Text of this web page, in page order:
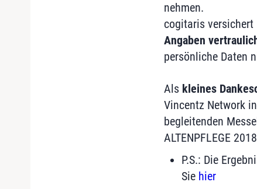
nehmen.
cogitaris
Angaben
persönliche Daten
Als kleines
Vincentz Network
begleitenden
ALTENPFLEGE
P.S.: Die
Sie hier